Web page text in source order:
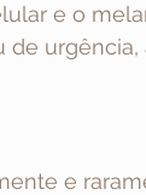
e o
e